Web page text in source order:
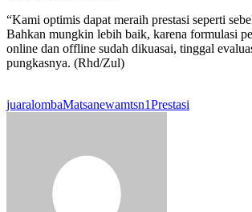
“Kami optimis dapat meraih prestasi seperti
Bahkan mungkin lebih baik, karena formulasi
online dan offline sudah dikuasai, tinggal
pungkasnya. (Rhd/Zul)
juaralombaMatsanewamtsn1Prestasi